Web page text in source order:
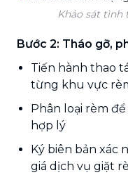
Khảo sát tình
Bước 2: Tháo gỡ,
Tiến hành thao
từng khu vực
Phân loại rèm
hợp lý
Ký biên bản xác
giá dịch vụ giặt